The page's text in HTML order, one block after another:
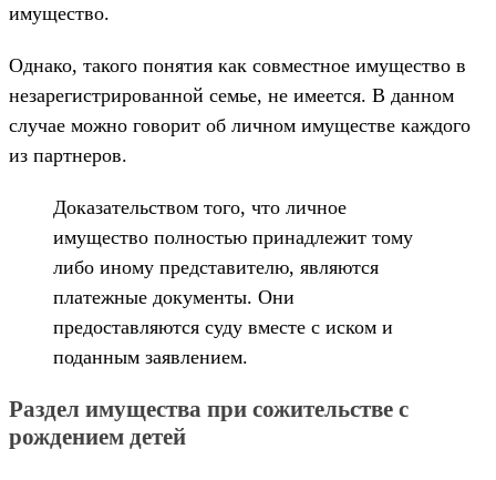
имущество.
Однако, такого понятия как совместное имущество в
незарегистрированной семье, не имеется. В данном
случае можно говорит об личном имуществе каждого
из партнеров.
Доказательством того, что личное
имущество полностью принадлежит тому
либо иному представителю, являются
платежные документы. Они
предоставляются суду вместе с иском и
поданным заявлением.
Раздел имущества при сожительстве с
рождением детей